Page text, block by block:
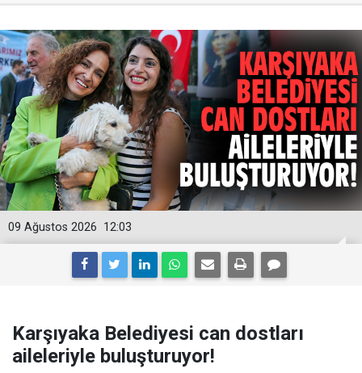
12:03
09 Ağustos 2026
Karşıyaka Belediyesi can dostları
aileleriyle buluşturuyor!